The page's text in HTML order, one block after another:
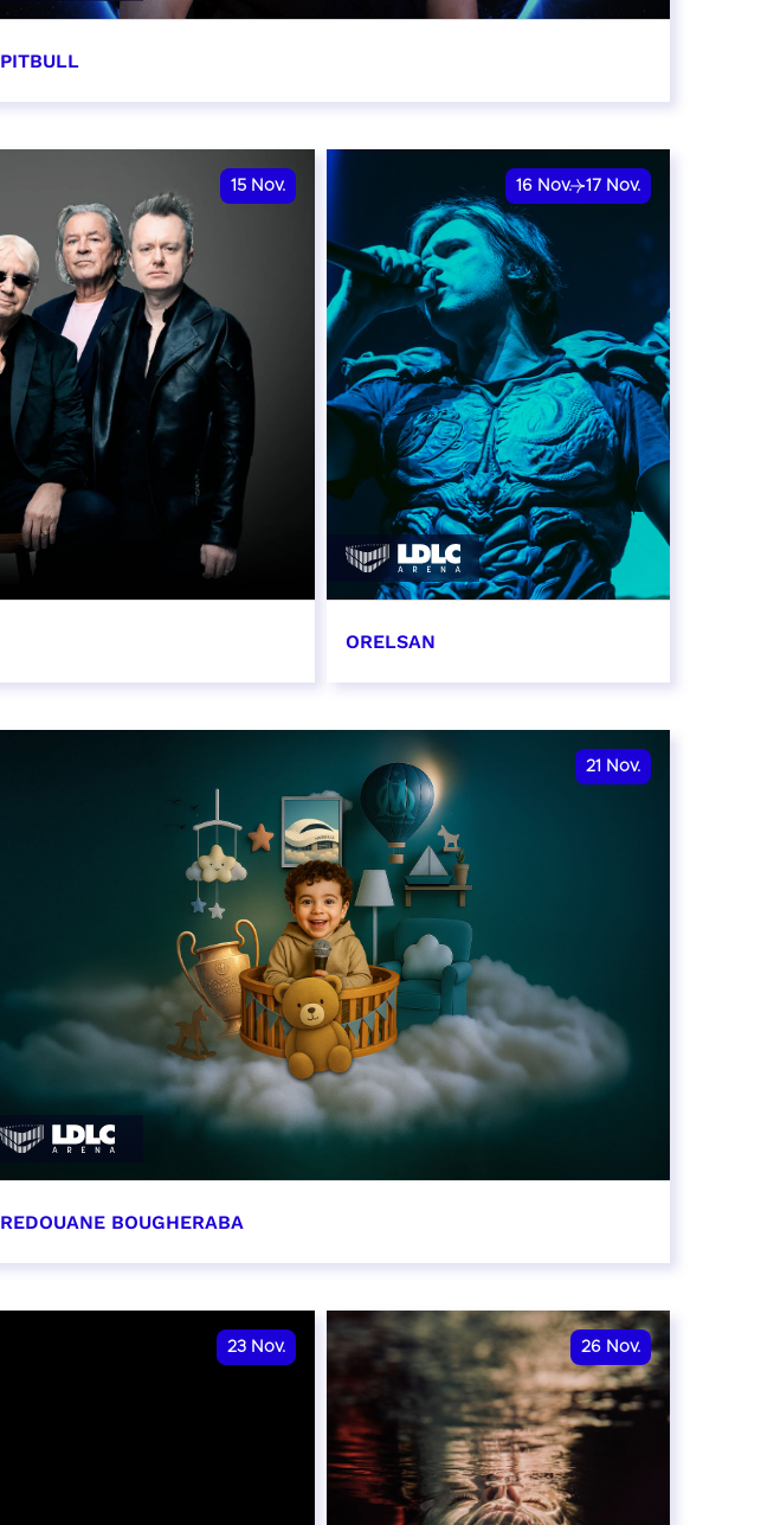
PITBULL
15 Nov. 16 Nov. 17 Nov.
ORELSAN
RÉSERVER
21 Nov.
REDOUANE BOUGHERABA
23 Nov. 26 Nov.